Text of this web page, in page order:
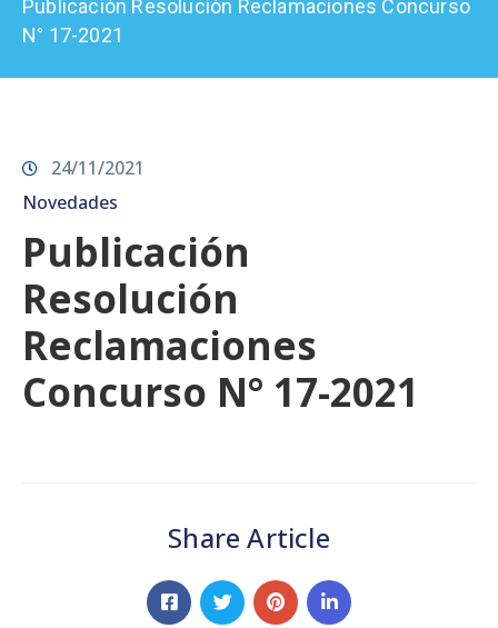
Prensa
Publicación Resolución Reclamaciones Concurso
N° 17-2021
24/11/2021
Novedades
Publicación
Resolución
Reclamaciones
Concurso N° 17-2021
Share Article